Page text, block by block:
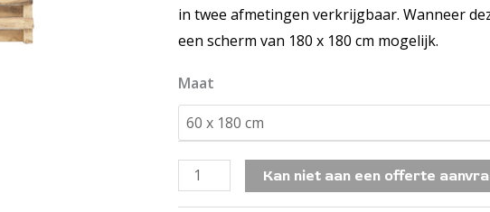
in twee afmetingen verkrijgbaar. Wanneer
een scherm van 180 x 180 cm mogelijk.
Maat
Kastanje
Vlechtscherm
Kan niet aan een offerte